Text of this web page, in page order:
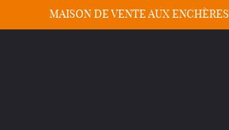
MAISON DE VENTE AUX ENCHÈRES